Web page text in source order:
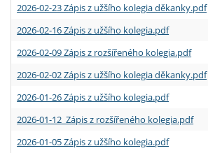
2026-02-23 Zápis z užšího kolegia děkanky.pdf
2026-02-16 Zápis z užšího kolegia.pdf
2026-02-09 Zápis z rozšířeného kolegia.pdf
2026-02-02 Zápis z užšího kolegia děkanky.pdf
2026-01-26 Zápis z užšího kolegia.pdf
2026-01-12 Zápis z rozšířeného kolegia.pdf
2026-01-05 Zápis z užšího kolegia.pdf